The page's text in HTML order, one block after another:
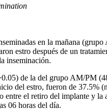
en la mañana
estro después de un
inseminación.
de la del grupo AM/PM
del estro, fueron de
el retiro del implante y
06 horas del día.